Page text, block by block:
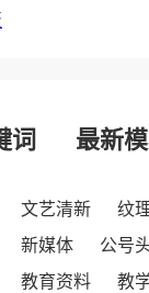
词 最新
文艺清新
纹
新媒体
公号
教育资料 教